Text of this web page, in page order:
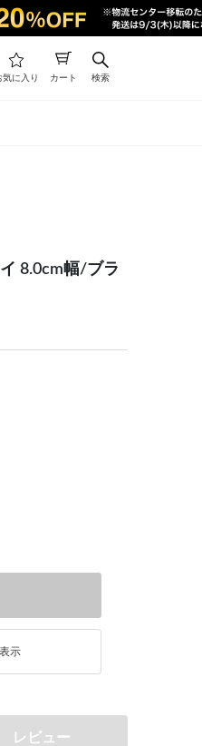
気に入り カート 検索
8.0cm幅/ブラ
示
レビュー